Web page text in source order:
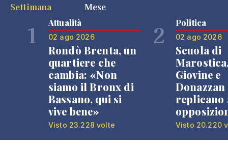
Settimana
Mese
1 Attualità
02 ago 2026
Rondò Brenta, un
quartiere che
cambia: «Non
siamo il Bronx di
Bassano, qui si
vive bene»
Visto 23.228 volte
2 Politica
02 ago 2026
Scuola di
Giovine e
Donazzan
replicano
Visto 20.220